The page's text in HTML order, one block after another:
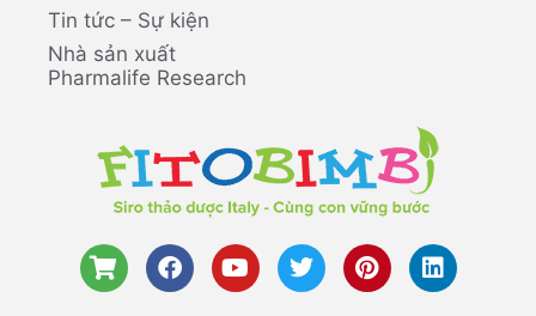
Tin tức – Sự kiện
Nhà sản xuất
Pharmalife Research